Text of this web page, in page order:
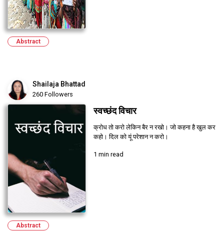
Abstract
Shailaja Bhattad
260 Followers
स्वच्छंद विचार
क्रोध तो करो लेकिन बैर न रखो। जो कहना है खुल कर
कहो। दिल को यूं परेशान न करो।
1 min read
Abstract